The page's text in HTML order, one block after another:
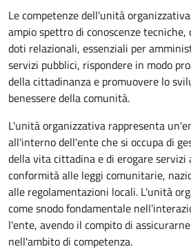
Le competenze dell'unità
ampio spettro di conoscenze
doti relazionali, essenziali per
servizi pubblici, rispondere in modo
della cittadinanza e promuovere lo
benessere della comunità.
L'unità organizzativa rappresenta
all'interno dell'ente che si occupa di
della vita cittadina e di erogare
conformità alle leggi comunitarie,
alle regolamentazioni locali. L'unità
come snodo fondamentale
l'ente, avendo il compito di
nell'ambito di competenza.